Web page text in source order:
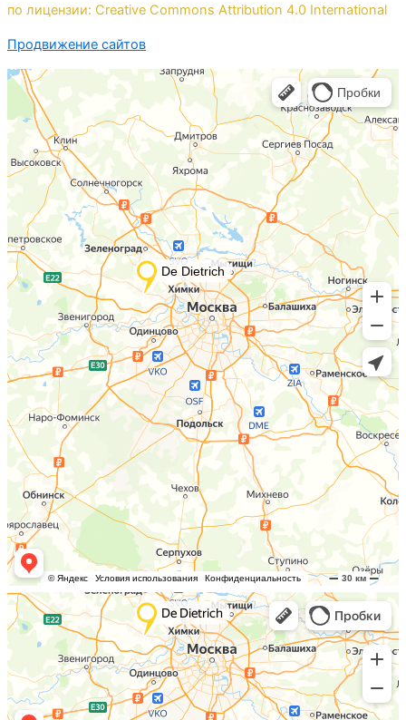
по лицензии: Creative Commons Attribution 4.0 International
Продвижение сайтов